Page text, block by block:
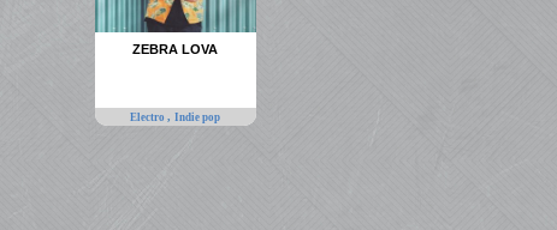
ZEBRA LOVA
Electro,Indie pop